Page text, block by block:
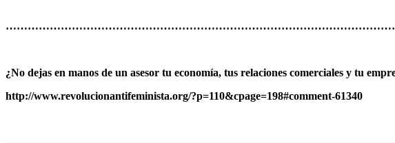
¿No dejas en manos de un asesor tu economía, tus relaciones comerciales y tu
http://www.revolucionantifeminista.org/?p=110&cpage=198#comment-61340